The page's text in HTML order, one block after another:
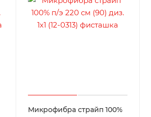
Микрофибра страйп 100%